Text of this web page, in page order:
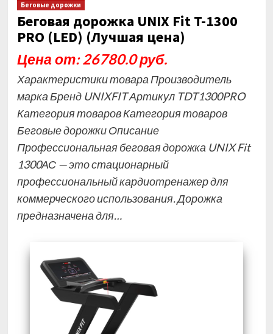
Беговые дорожки
Беговая дорожка UNIX Fit T-1300
PRO (LED) (Лучшая цена)
Цена от: 26780.0 руб.
Характеристики товара Производитель
марка Бренд UNIXFIT Артикул TDT1300PRO
Категория товаров Категория товаров
Беговые дорожки Описание
Профессиональная беговая дорожка UNIX Fit
1300АС — это стационарный
профессиональный кардиотренажер для
коммерческого использования. Дорожка
предназначена для…